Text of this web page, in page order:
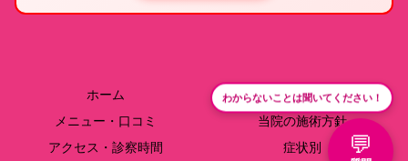
ホーム
院長紹介
メニュー・口コミ
当院の施術方針
アクセス・診察時間
症状別
わからないことは聞いてください！
💬